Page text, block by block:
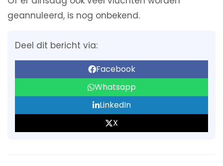
geannuleerd, is nog onbekend.
Deel dit bericht via:
Facebook
Whatsapp
LinkedIn
X